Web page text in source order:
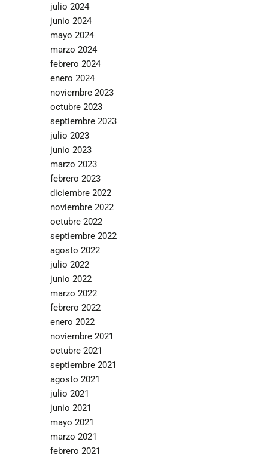
julio 2024
junio 2024
mayo 2024
marzo 2024
febrero 2024
enero 2024
noviembre 2023
octubre 2023
septiembre 2023
julio 2023
junio 2023
marzo 2023
febrero 2023
diciembre 2022
noviembre 2022
octubre 2022
septiembre 2022
agosto 2022
julio 2022
junio 2022
marzo 2022
febrero 2022
enero 2022
noviembre 2021
octubre 2021
septiembre 2021
agosto 2021
julio 2021
junio 2021
mayo 2021
marzo 2021
febrero 2021